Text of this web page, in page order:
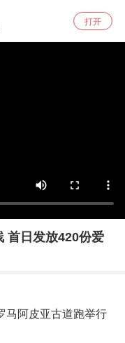
打开
首日发放420份爱
马阿皮亚古道跑举行